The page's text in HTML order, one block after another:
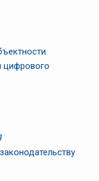
цифрового